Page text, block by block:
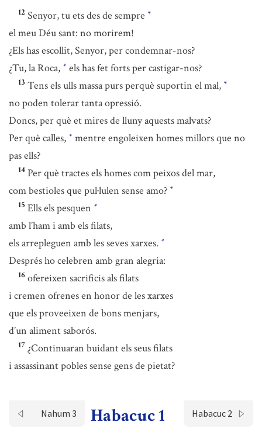
12 Senyor, tu ets des de sempre *
el meu Déu sant: no morirem!
¿Els has escollit, Senyor, per condemnar-nos?
¿Tu, la Roca, * els has fet forts per castigar-nos?
13 Tens els ulls massa purs perquè suportin el mal, *
no poden tolerar tanta opressió.
Doncs, per què et mires de lluny aquests malvats?
Per què calles, * mentre engoleixen homes millors que no
pas ells?
14 Per què tractes els homes com peixos del mar,
com bestioles que pul·lulen sense amo? *
15 Ells els pesquen *
amb l’ham i amb els filats,
els arrepleguen amb les seves xarxes. *
Després ho celebren amb gran alegria:
16 ofereixen sacrificis als filats
i cremen ofrenes en honor de les xarxes
que els proveeixen de bons menjars,
d’un aliment saborós.
17 ¿Continuaran buidant els seus filats
i assassinant pobles sense gens de pietat?
Nahum 3 Habacuc 1 Habacuc 2